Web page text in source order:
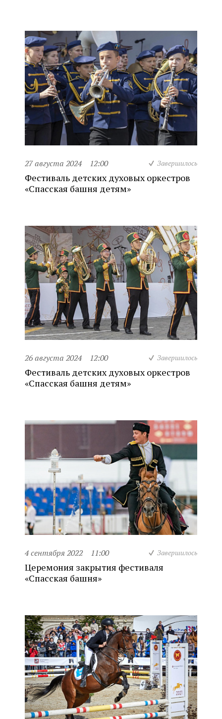
27 августа 2024 12:00 Завершилось
Фестиваль детских духовых оркестров
«Спасская башня детям»
26 августа 2024 12:00 Завершилось
Фестиваль детских духовых оркестров
«Спасская башня детям»
4 сентября 2022 11:00 Завершилось
Церемония закрытия фестиваля
«Спасская башня»